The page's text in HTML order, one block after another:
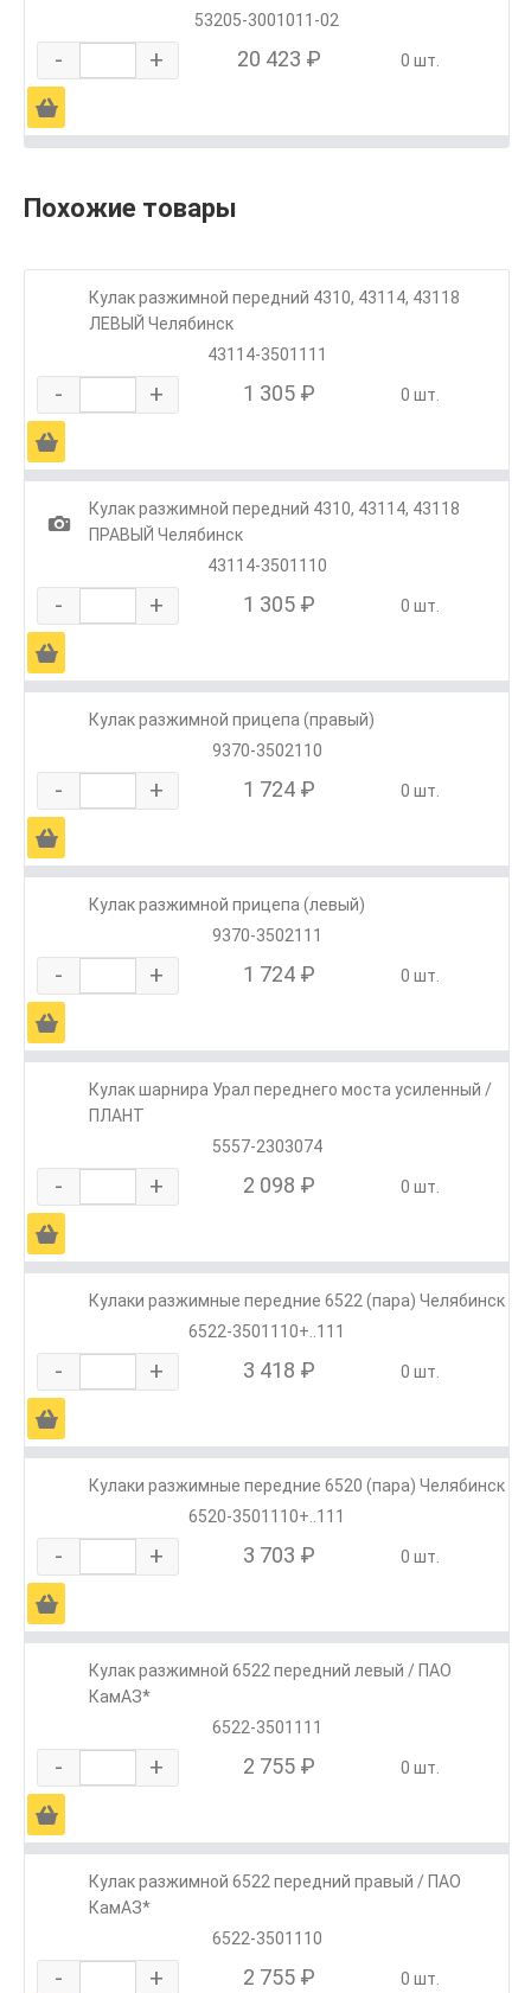
53205-3001011-02
- + 20 423 ₽ 0 шт.
Ä
Похожие товары
Кулак разжимной передний 4310, 43114, 43118
ЛЕВЫЙ Челябинск
43114-3501111
- + 1 305 ₽ 0 шт.
Ä
1
Кулак разжимной передний 4310, 43114, 43118
ПРАВЫЙ Челябинск
43114-3501110
- + 1 305 ₽ 0 шт.
Ä
Кулак разжимной прицепа (правый)
9370-3502110
- + 1 724 ₽ 0 шт.
Ä
Кулак разжимной прицепа (левый)
9370-3502111
- + 1 724 ₽ 0 шт.
Ä
Кулак шарнира Урал переднего моста усиленный /
ПЛАНТ
5557-2303074
- + 2 098 ₽ 0 шт.
Ä
Кулаки разжимные передние 6522 (пара) Челябинск
6522-3501110+..111
- + 3 418 ₽ 0 шт.
Ä
Кулаки разжимные передние 6520 (пара) Челябинск
6520-3501110+..111
- + 3 703 ₽ 0 шт.
Ä
Кулак разжимной 6522 передний левый / ПАО
КамАЗ*
6522-3501111
- + 2 755 ₽ 0 шт.
Ä
Кулак разжимной 6522 передний правый / ПАО
КамАЗ*
6522-3501110
- + 2 755 ₽ 0 шт.